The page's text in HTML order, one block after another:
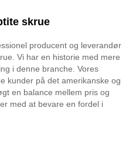
skrue
producent og leverandør
Vi har en historie med mere
i denne branche. Vores
kunder på det amerikanske og
en balance mellem pris og
med at bevare en fordel i